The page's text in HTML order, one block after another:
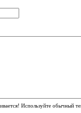
Используйте обычный